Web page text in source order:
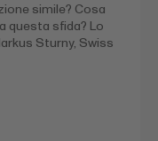
simile? Cosa
questa sfida? Lo
Sturny, Swiss